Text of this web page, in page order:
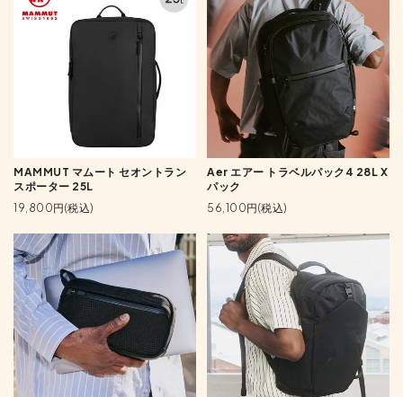
MAMMUT マムート セオントラン
スポーター 25L
19,800円(税込)
Aer エアー トラベルパック4 28L X
パック
56,100円(税込)